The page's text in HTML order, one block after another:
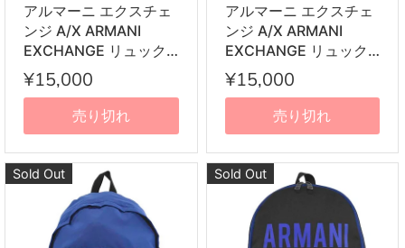
アルマーニ エクスチェ
ンジ A/X ARMANI
EXCHANGE リュック
サック バックパック
952233 0P297 20134
MANS BACKPACK
SODALITE BLUE ブル
ー
¥15,000
売り切れ
アルマーニ エクスチェ
ンジ A/X ARMANI
EXCHANGE リュック
サック バックパック
952270 0A829 00020
BACKPACK BLACK ブ
ラック
¥15,000
売り切れ
Sold Out Sold Out